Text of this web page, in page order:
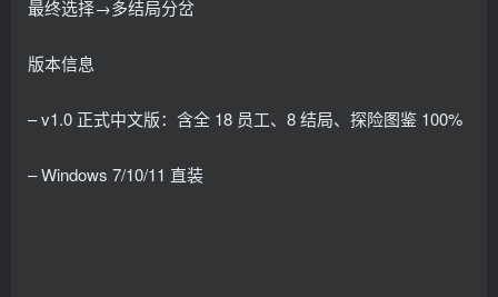
最终选择→多结局分岔
版本信息
– v1.0 正式中文版：含全 18 员工、8 结局、探险图鉴 100%
– Windows 7/10/11 直装